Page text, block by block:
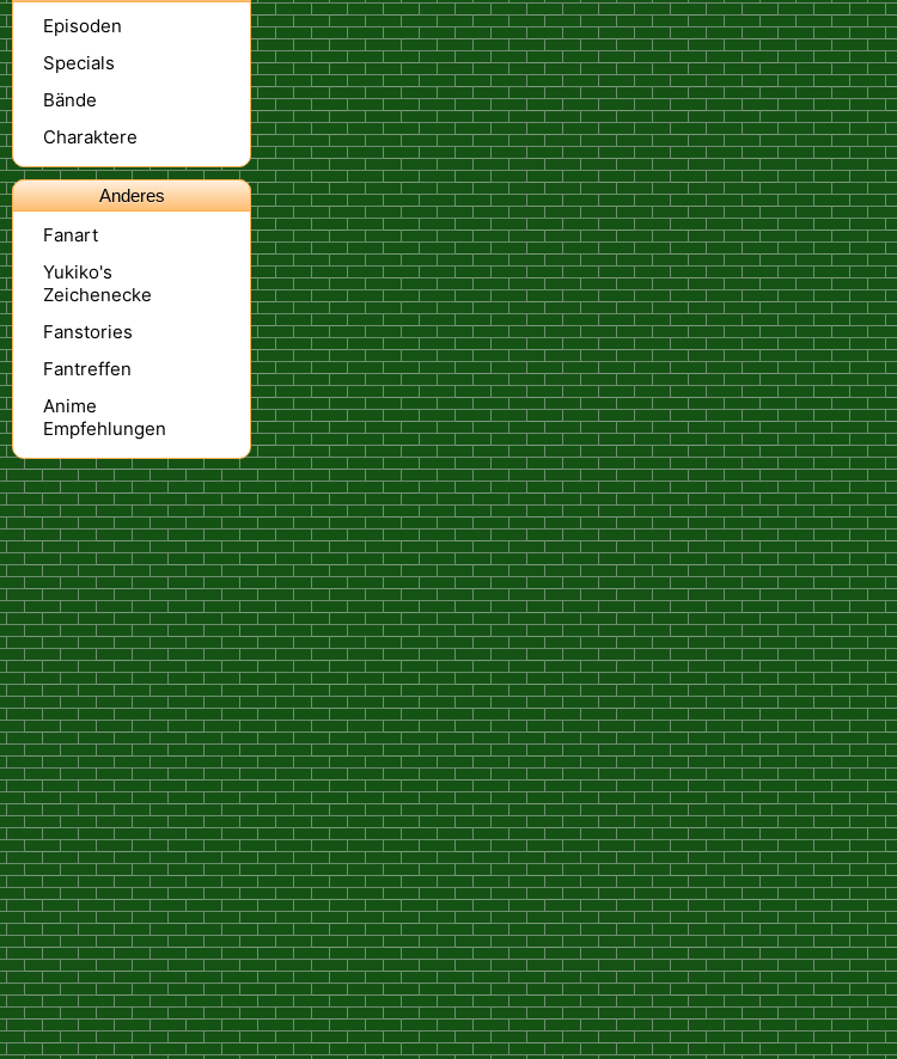
Episoden
Specials
Bände
Charaktere
Anderes
Fanart
Yukiko's
Zeichenecke
Fanstories
Fantreffen
Anime
Empfehlungen